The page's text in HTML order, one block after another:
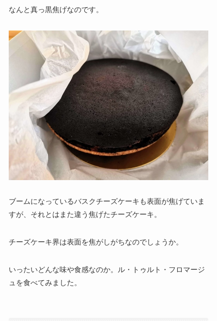
なんと真っ黒焦げなのです。
ブームになっているバスクチーズケーキも表面が焦げていま
すが、それとはまた違う焦げたチーズケーキ。
チーズケーキ界は表面を焦がしがちなのでしょうか。
いったいどんな味や食感なのか。ル・トゥルト・フロマージ
ュを食べてみました。